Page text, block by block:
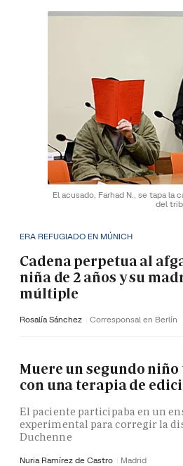
El acusado, Farhad N., se tapa la
del
ERA REFUGIADO EN MÚNICH
Cadena perpetua al
niña de 2 años y su
múltiple
Rosalía Sánchez Corresponsal en Berlín
Muere un segundo
con una terapia de
El paciente participaba en un
experimental para corregir la
Duchenne
Nuria Ramírez de Castro Madrid